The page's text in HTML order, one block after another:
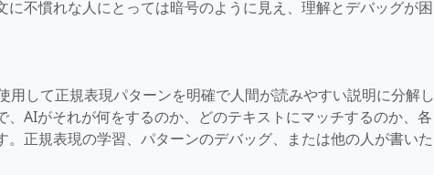
不慣れな人にとっては暗号のように見え、理解とデバッグが困
して正規表現パターンを明確で人間が読みやすい説明に分解し
AIがそれが何をするのか、どのテキストにマッチするのか、各
正規表現の学習、パターンのデバッグ、または他の人が書いた